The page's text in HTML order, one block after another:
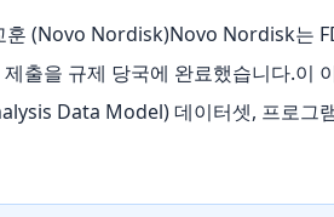
훈 (Novo Nordisk)Novo Nordisk는
출을 규제 당국에 완료했습니다.이
Data Model) 데이터셋, 프로그